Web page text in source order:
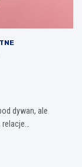
dywan, ale
relacje…